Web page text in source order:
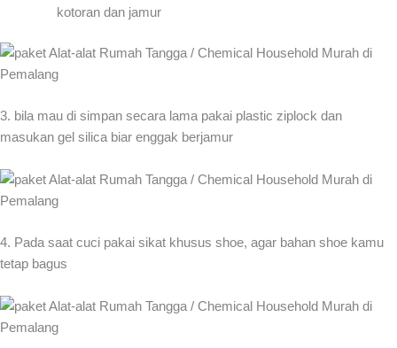
kotoran dan jamur
3. bila mau di simpan secara lama pakai plastic ziplock dan
masukan gel silica biar enggak berjamur
4. Pada saat cuci pakai sikat khusus shoe, agar bahan shoe kamu
tetap bagus